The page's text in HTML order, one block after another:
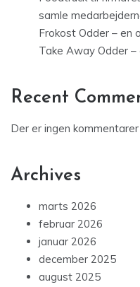
samle
Frokost Odder – en
Take Away Odder –
Recent
Der er ingen
Archives
marts 2026
februar 2026
januar 2026
december 2025
august 2025